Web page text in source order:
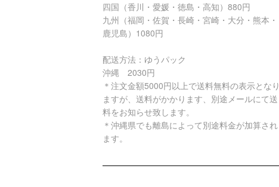
四国（香川・愛媛・徳島・高知）880円
九州（福岡・佐賀・長崎・宮崎・大分・熊本・
鹿児島）1080円
配送方法：ゆうパック
沖縄 2030円
＊注文金額5000円以上で送料無料の表示となり
ますが、送料がかかります、別途メールにて送
料をお知らせ致します。
＊沖縄県でも離島によって別途料金が加算され
ます。